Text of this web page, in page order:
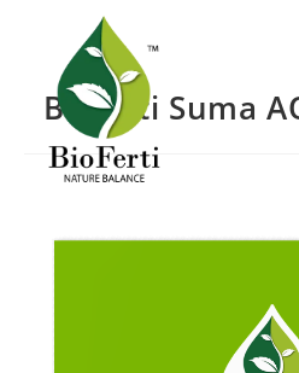
Bioferti Suma